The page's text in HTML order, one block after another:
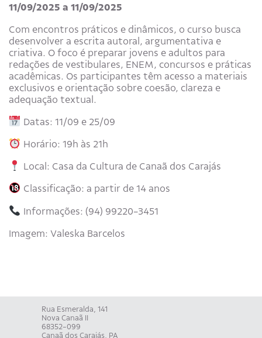
11/09/2025 a 11/09/2025
Com encontros práticos e dinâmicos, o curso busca
desenvolver a escrita autoral, argumentativa e
criativa. O foco é preparar jovens e adultos para
redações de vestibulares, ENEM, concursos e práticas
acadêmicas. Os participantes têm acesso a materiais
exclusivos e orientação sobre coesão, clareza e
adequação textual.
Datas: 11/09 e 25/09
Horário: 19h às 21h
Local: Casa da Cultura de Canaã dos Carajás
Classificação: a partir de 14 anos
Informações: (94) 99220-3451
Imagem: Valeska Barcelos
Rua Esmeralda, 141
Nova Canaã II
68352-099
Canaã dos Carajás, PA